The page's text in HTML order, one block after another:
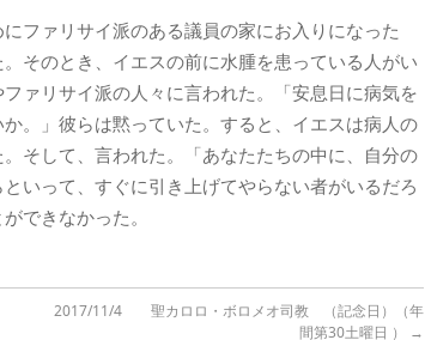
ファリサイ派のある議員の家にお入りになった
そのとき、イエスの前に水腫を患っている人がい
ァリサイ派の人々に言われた。「安息日に病気を
。」彼らは黙っていた。すると、イエスは病人の
そして、言われた。「あなたたちの中に、自分の
いって、すぐに引き上げてやらない者がいるだろ
できなかった。
2017/11/4 聖カロロ・ボロメオ司教 （記念日）（年
間第30土曜日 ）
→